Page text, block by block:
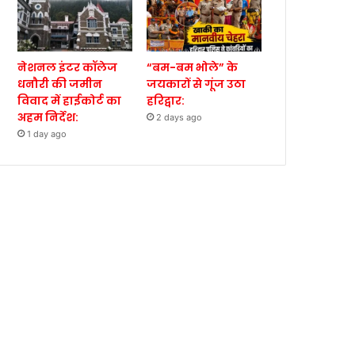
नेशनल इंटर कॉलेज
धनौरी की जमीन
विवाद में हाईकोर्ट का
अहम निर्देश:
1 day ago
“बम-बम भोले” के
जयकारों से गूंज उठा
हरिद्वार:
2 days ago